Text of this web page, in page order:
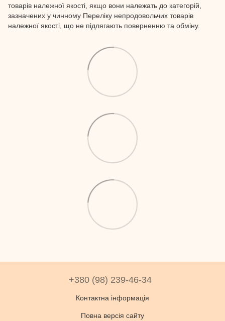
товарів належної якості, якщо вони належать до категорій,
зазначених у чинному Переліку непродовольчих товарів
належної якості, що не підлягають поверненню та обміну.
+380 (98) 239-46-34
Контактна інформація
Повна версія сайту